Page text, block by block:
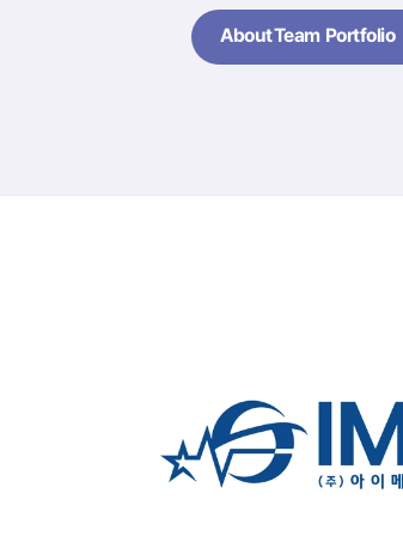
About
About
Team
Team
Portfolio
Portfolio